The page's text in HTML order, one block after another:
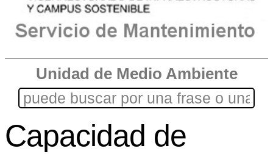
Unidad de Medio Ambiente
Capacidad de